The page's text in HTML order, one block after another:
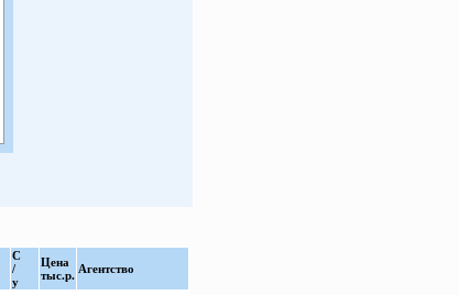
С
/
у
Цена
тыс.р. Агентство